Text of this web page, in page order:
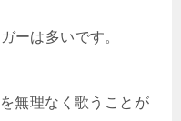
ーは多いです。
無理なく歌うことが